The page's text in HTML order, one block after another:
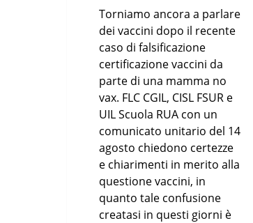
Torniamo ancora a parlare
dei vaccini dopo il recente
caso di falsificazione
certificazione vaccini da
parte di una mamma no
vax. FLC CGIL, CISL FSUR e
UIL Scuola RUA con un
comunicato unitario del 14
agosto chiedono certezze
e chiarimenti in merito alla
questione vaccini, in
quanto tale confusione
creatasi in questi giorni è